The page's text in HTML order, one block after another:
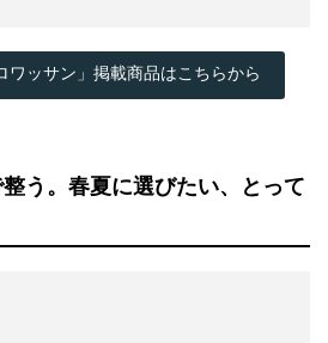
ッサン」掲載商品はこちらから
う。春夏に選びたい、とって